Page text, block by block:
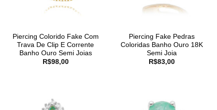
Piercing Colorido Fake Com
Trava De Clip E Corrente
Banho Ouro Semi Joias
R$98,00
Piercing Fake Pedras
Coloridas Banho Ouro 18K
Semi Joia
R$83,00